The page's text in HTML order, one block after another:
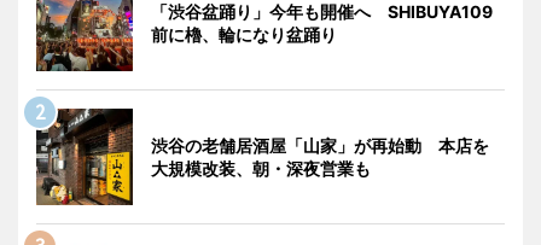
「渋谷盆踊り」今年も開催へ SHIBUYA109
前に櫓、輪になり盆踊り
渋谷の老舗居酒屋「山家」が再始動 本店を
大規模改装、朝・深夜営業も